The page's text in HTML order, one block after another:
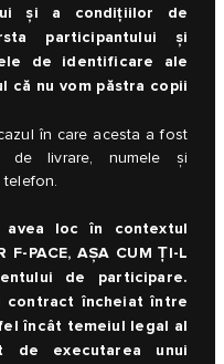
și a condițiilor de
participantului și
de identificare ale
că nu vom păstra copii
în care acesta a fost
de livrare, numele și
telefon.
avea loc în contextul
PACE, AȘA CUM ȚI-L
de participare.
contract încheiat între
încât temeiul legal al
de executarea unui